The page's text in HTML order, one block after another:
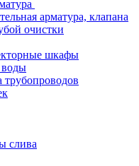
арматура, клапана
очистки
шкафы
трубопроводов
слива